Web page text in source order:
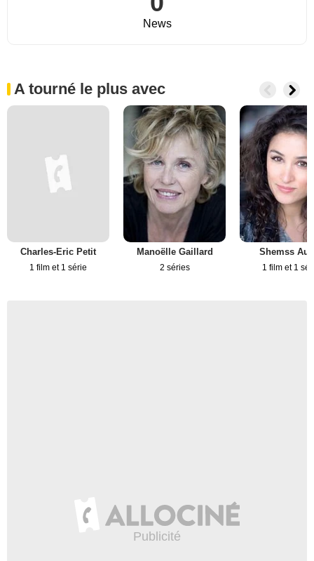
News
A tourné le plus avec
Charles-Eric Petit
1 film et 1 série
Manoëlle Gaillard
2 séries
Shemss
1 film et 1